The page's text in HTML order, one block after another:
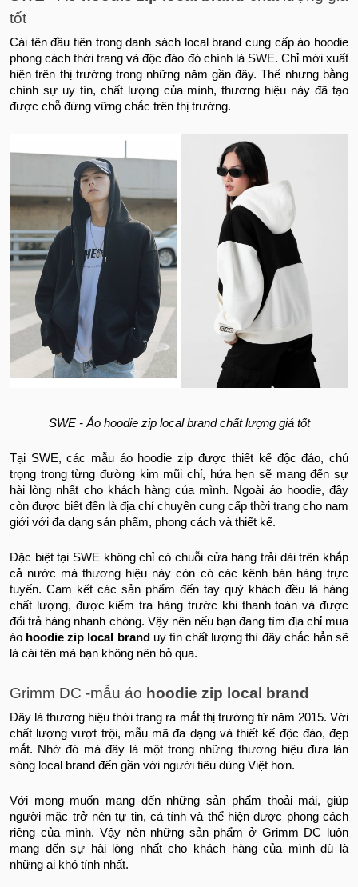
tốt
Cái tên đầu tiên trong danh sách local brand cung cấp áo hoodie
phong cách thời trang và độc đáo đó chính là SWE. Chỉ mới xuất
hiện trên thị trường trong những năm gần đây. Thế nhưng bằng
chính sự uy tín, chất lượng của mình, thương hiệu này đã tạo
được chỗ đứng vững chắc trên thị trường.
SWE - Áo hoodie zip local brand chất lượng giá tốt
Tại SWE, các mẫu áo hoodie zip được thiết kế độc đáo, chú
trọng trong từng đường kim mũi chỉ, hứa hẹn sẽ mang đến sự
hài lòng nhất cho khách hàng của mình. Ngoài áo hoodie, đây
còn được biết đến là địa chỉ chuyên cung cấp thời trang cho nam
giới với đa dạng sản phẩm, phong cách và thiết kế.
Đặc biệt tại SWE không chỉ có chuỗi cửa hàng trải dài trên khắp
cả nước mà thương hiệu này còn có các kênh bán hàng trực
tuyến. Cam kết các sản phẩm đến tay quý khách đều là hàng
chất lượng, được kiểm tra hàng trước khi thanh toán và được
đổi trả hàng nhanh chóng. Vậy nên nếu bạn đang tìm địa chỉ mua
áo hoodie zip local brand uy tín chất lượng thì đây chắc hẳn sẽ
là cái tên mà bạn không nên bỏ qua.
Grimm DC -mẫu áo hoodie zip local brand
Đây là thương hiệu thời trang ra mắt thị trường từ năm 2015. Với
chất lượng vượt trội, mẫu mã đa dạng và thiết kế độc đáo, đẹp
mắt. Nhờ đó mà đây là một trong những thương hiệu đưa làn
sóng local brand đến gần với người tiêu dùng Việt hơn.
Với mong muốn mang đến những sản phẩm thoải mái, giúp
người mặc trở nên tự tin, cá tính và thể hiện được phong cách
riêng của mình. Vậy nên những sản phẩm ở Grimm DC luôn
mang đến sự hài lòng nhất cho khách hàng của mình dù là
những ai khó tính nhất.